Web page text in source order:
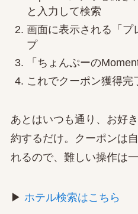
と入力して検索
画面に表示される「プ
プ
「ちょんぷーの
これでクーポン獲得完
あとはいつも通り、お好
約するだけ。クーポンは
れるので、難しい操作は
▶ ホテル検索はこちら